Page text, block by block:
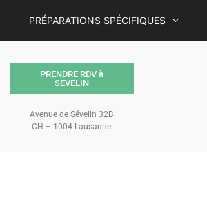
PRÉPARATIONS SPÉCIFIQUES
PRENDRE RDV à
SEVELIN
Avenue de Sévelin 32B
CH – 1004 Lausanne